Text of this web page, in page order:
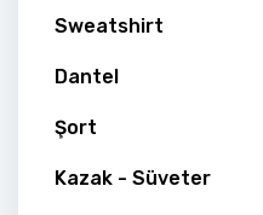
Sweatshirt
Dantel
Şort
Kazak - Süveter